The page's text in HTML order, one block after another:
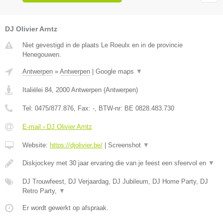
DJ Olivier Arntz
Niet gevestigd in de plaats Le Roeulx en in de provincie
Henegouwen.
Antwerpen » Antwerpen Google maps ▼
Italiëlei 84, 2000 Antwerpen (Antwerpen)
Tel: 0475/877.876, Fax: -, BTW-nr: BE 0828.483.730
E-mail › DJ Olivier Arntz
Website: https://djolivier.be/ Screenshot ▼
Diskjockey met 30 jaar ervaring die van je feest een sfeervol en ▼
DJ Trouwfeest, DJ Verjaardag, DJ Jubileum, DJ Home Party, DJ
Retro Party, ▼
Er wordt gewerkt op afspraak.